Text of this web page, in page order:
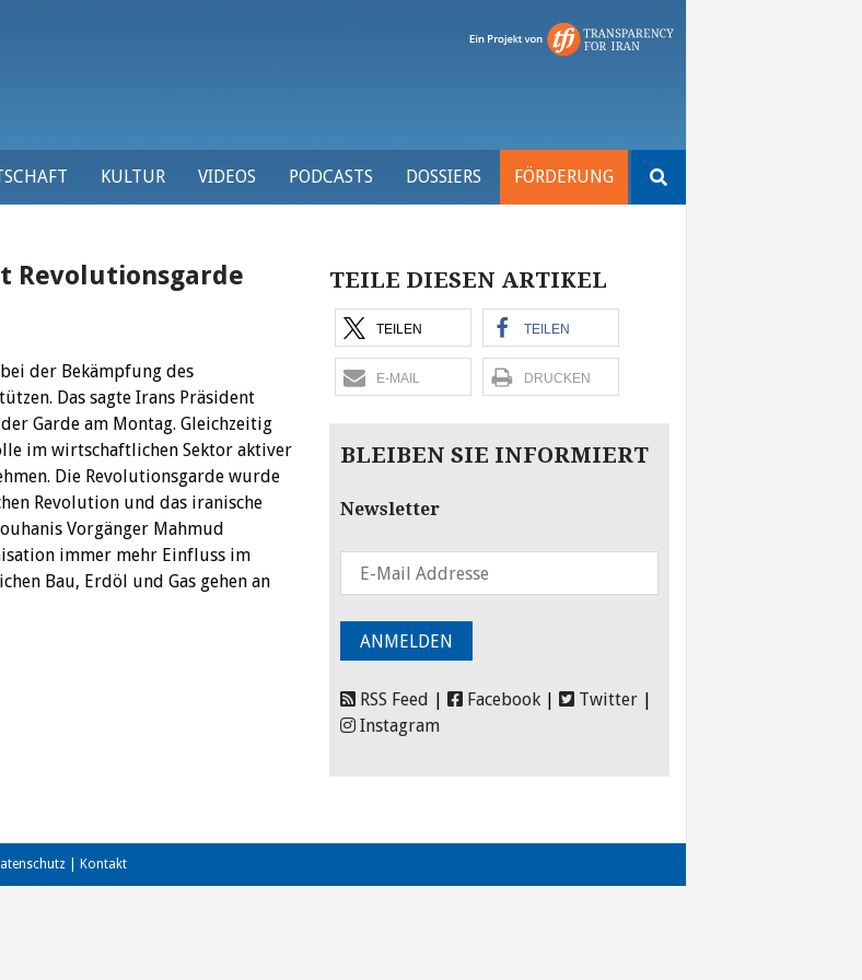
KULTUR VIDEOS PODCASTS DOSSIERS FÖRDERUNG
nach:
Revolutionsgarde
der Bekämpfung des
Das sagte Irans Präsident
Garde am Montag. Gleichzeitig
im wirtschaftlichen Sektor aktiver
Die Revolutionsgarde wurde
Revolution und das iranische
Vorgänger Mahmud
immer mehr Einfluss im
Bau, Erdöl und Gas gehen an
TEILE DIESEN ARTIKEL
TEILEN TEILEN
E-MAIL DRUCKEN
BLEIBEN SIE INFORMIERT
Newsletter
RSS Feed Facebook Twitter
Instagram
Kontakt